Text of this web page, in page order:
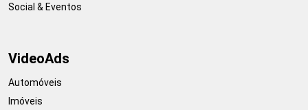
Social & Eventos
VideoAds
Automóveis
Imóveis